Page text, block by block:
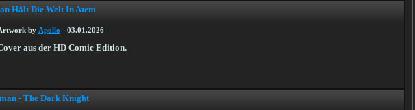
Hält Die Welt In Atem
by Apollo - 03.01.2026
aus der HD Comic Edition.
- The Dark Knight